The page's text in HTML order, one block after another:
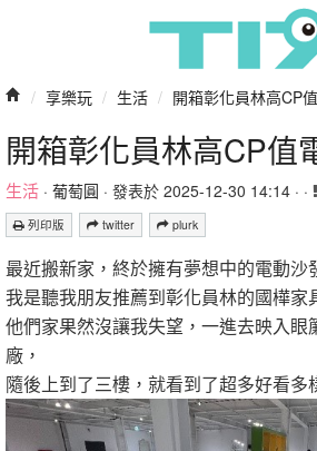
/ 享樂玩 / 生活 / 開箱彰化員林高CP
開箱彰化員林高CP值
生活 · 葡萄圓 · 發表於 2025-12-30 14:14 · ·
列印版 twitter plurk
最近搬新家，終於擁有夢想中的電動沙
我是聽我朋友推薦到彰化員林的國樺家
他們家果然沒讓我失望，一進去映入眼
廠，
隨後上到了三樓，就看到了超多好看多